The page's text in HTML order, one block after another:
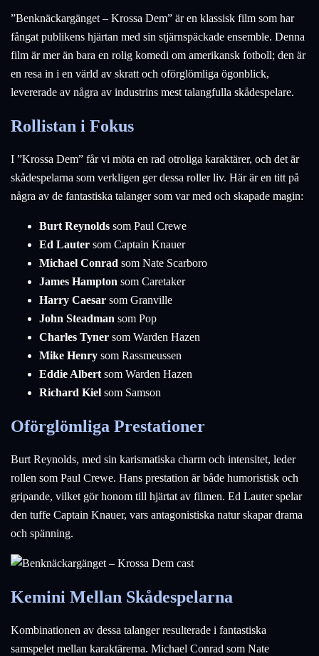
”Benknäckargänget – Krossa Dem” är en klassisk film som har
fångat publikens hjärtan med sin stjärnspäckade ensemble. Denna
film är mer än bara en rolig komedi om amerikansk fotboll; den är
en resa in i en värld av skratt och oförglömliga ögonblick,
levererade av några av industrins mest talangfulla skådespelare.
Rollistan i Fokus
I ”Krossa Dem” får vi möta en rad otroliga karaktärer, och det är
skådespelarna som verkligen ger dessa roller liv. Här är en titt på
några av de fantastiska talanger som var med och skapade magin:
Burt Reynolds som Paul Crewe
Ed Lauter som Captain Knauer
Michael Conrad som Nate Scarboro
James Hampton som Caretaker
Harry Caesar som Granville
John Steadman som Pop
Charles Tyner som Warden Hazen
Mike Henry som Rassmeussen
Eddie Albert som Warden Hazen
Richard Kiel som Samson
Oförglömliga Prestationer
Burt Reynolds, med sin karismatiska charm och intensitet, leder
rollen som Paul Crewe. Hans prestation är både humoristisk och
gripande, vilket gör honom till hjärtat av filmen. Ed Lauter spelar
den tuffe Captain Knauer, vars antagonistiska natur skapar drama
och spänning.
Kemini Mellan Skådespelarna
Kombinationen av dessa talanger resulterade i fantastiska
samspelet mellan karaktärerna. Michael Conrad som Nate